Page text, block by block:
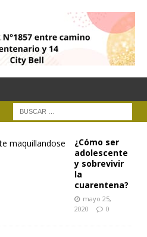
¿Cómo ser
adolescente
y sobrevivir
la
cuarentena?
mayo 25,
2020
0